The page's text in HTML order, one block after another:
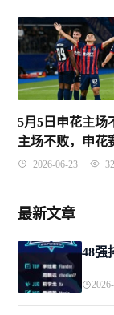
5月5日申花主场
主场不败，申花
2026-06-23
最新文章
48强